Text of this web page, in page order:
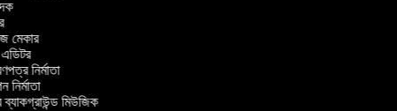
মেকার
এডিটর
নির্মাতা
নির্মাতা
ব্যাকগ্রাউন্ড মিউজিক